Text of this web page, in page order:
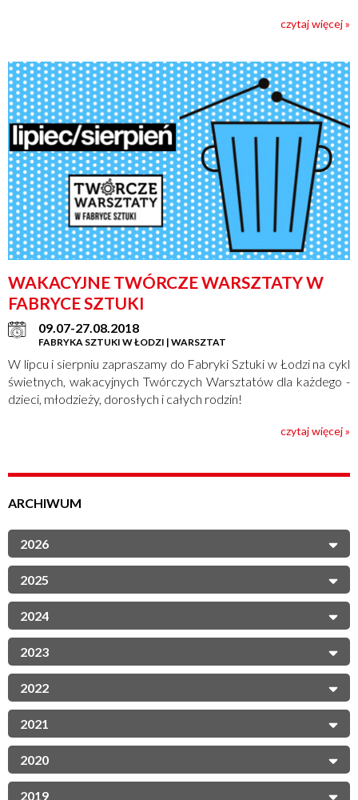
czytaj więcej »
WAKACYJNE TWÓRCZE WARSZTATY W
FABRYCE SZTUKI
09.07-27.08.2018
FABRYKA SZTUKI W ŁODZI | WARSZTAT
W lipcu i sierpniu zapraszamy do Fabryki Sztuki w Łodzi na cykl
świetnych, wakacyjnych Twórczych Warsztatów dla każdego -
dzieci, młodzieży, dorosłych i całych rodzin!
czytaj więcej »
ARCHIWUM
2026
2025
2024
2023
2022
2021
2020
2019